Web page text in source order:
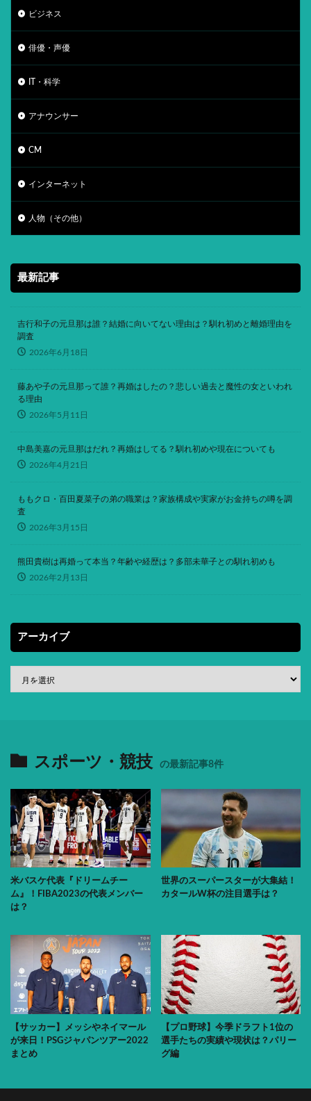
ビジネス
俳優・声優
IT・科学
アナウンサー
CM
インターネット
人物（その他）
最新記事
吉行和子の元旦那は誰？結婚に向いてない理由は？馴れ初めと離婚理由を
調査
2026年6月18日
藤あや子の元旦那って誰？再婚はしたの？悲しい過去と魔性の女といわれ
る理由
2026年5月11日
中島美嘉の元旦那はだれ？再婚はしてる？馴れ初めや現在についても
2026年4月21日
ももクロ・百田夏菜子の弟の職業は？家族構成や実家がお金持ちの噂を調
査
2026年3月15日
熊田貴樹は再婚って本当？年齢や経歴は？多部未華子との馴れ初めも
2026年2月13日
アーカイブ
スポーツ・競技 の最新記事8件
米バスケ代表『ドリームチー
ム』！FIBA2023の代表メンバー
は？
世界のスーパースターが大集結！
カタールW杯の注目選手は？
【サッカー】メッシやネイマール
が来日！PSGジャパンツアー2022
まとめ
【プロ野球】今季ドラフト1位の
選手たちの実績や現状は？パリー
グ編